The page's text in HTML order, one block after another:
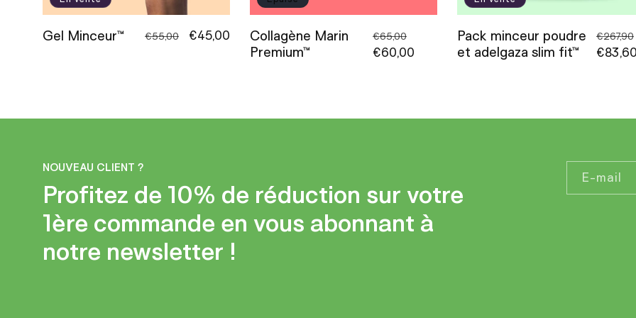
Gel Minceur™
Prix
€55,00
Prix
promotionnel
€45,00
Collagène Marin
Premium™
Prix
habituel
€65,00
promotionnel
€60,00
Pack minceur poudre
et adelgaza slim fit™
Prix
habituel
€267,90
€83,60
NOUVEAU CLIENT ?
Profitez de 10% de réduction sur votre
1ère commande en vous abonnant à
notre newsletter !
E-mail